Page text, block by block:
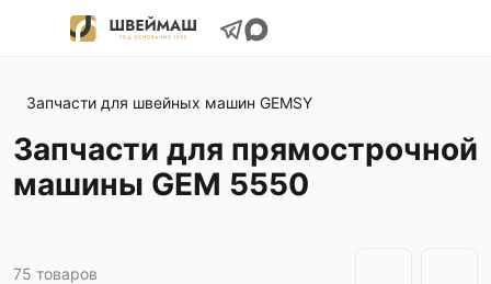
Запчасти для швейных машин GEMSY
Запчасти для прямострочной
машины GEM 5550
75 товаров